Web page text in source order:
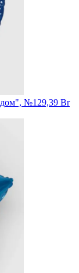
№1 29,39 Br